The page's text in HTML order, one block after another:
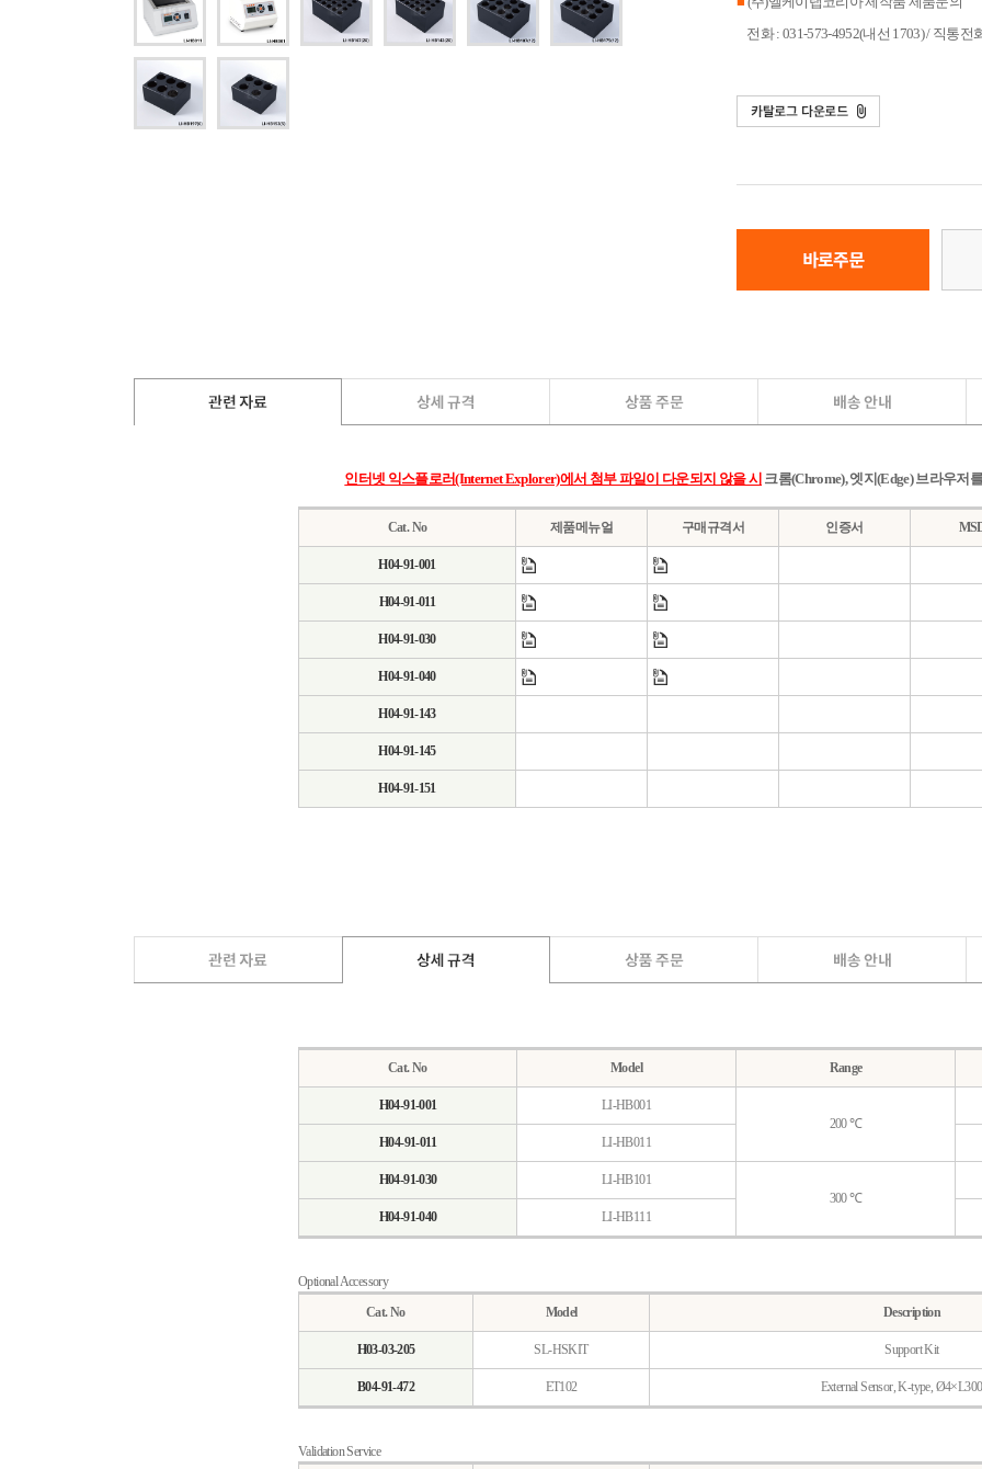
전화 : 031-573-4952(내선 1703) / 직통전
인터넷 익스플로러(Internet Explorer)에서 첨부 파일이 다운되지 않을 시 크롬(Chrome), 엣지(Edge) 브라우저
H04-91-001
H04-91-011
H04-91-030
H04-91-040
H04-91-143
H04-91-145
H04-91-151
Cat. No 제품메뉴얼 구매규격서 인증서
Cat. No Model Range
H04-91-001
LI-HB001
200 ℃
H04-91-011 LI-HB011
H04-91-030
LI-HB101
300 ℃
H04-91-040 LI-HB111
Optional Accessory
Cat. No
Model Description
H03-03-205 SL-HSKIT Support Kit
B04-91-472 ET102 External Sensor, K-type,
Validation Service